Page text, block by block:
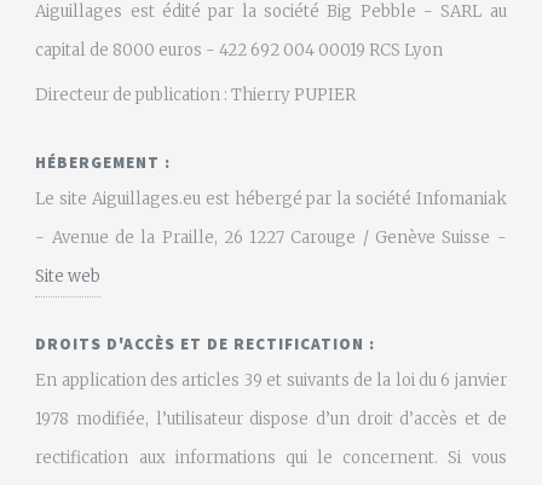
Aiguillages est édité par la société Big Pebble - SARL au
capital de 8000 euros - 422 692 004 00019 RCS Lyon
Directeur de publication : Thierry PUPIER
HÉBERGEMENT :
Le site Aiguillages.eu est hébergé par la société Infomaniak
- Avenue de la Praille, 26 1227 Carouge / Genève Suisse -
Site web
DROITS D'ACCÈS ET DE RECTIFICATION :
En application des articles 39 et suivants de la loi du 6 janvier
1978 modifiée, l’utilisateur dispose d’un droit d’accès et de
rectification aux informations qui le concernent. Si vous